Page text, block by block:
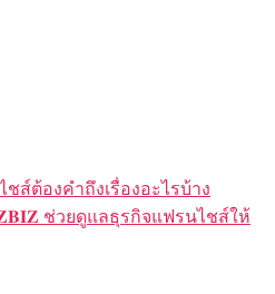
ส์ต้องคำถึงเรื่องอะไรบ้าง
ช่วยดูแลธุรกิจแฟรนไชส์ให้